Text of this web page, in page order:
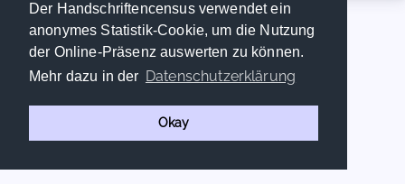
Der Handschriftencensus verwendet ein
anonymes Statistik-Cookie, um die Nutzung
der Online-Präsenz auswerten zu können.
Mehr dazu in der Datenschutzerklärung
Okay